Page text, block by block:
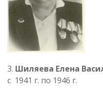
3. Шиляева Елена
с 1941 г. по 1946 г.